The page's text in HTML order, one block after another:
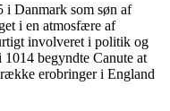
i Danmark som søn af
i en atmosfære af
involveret i politik og
begyndte Canute at
erobringer i England